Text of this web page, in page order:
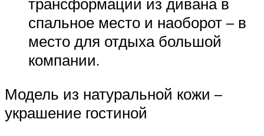
трансформации из дивана в
спальное место и наоборот – в
место для отдыха большой
компании.
Модель из натуральной кожи –
украшение гостиной